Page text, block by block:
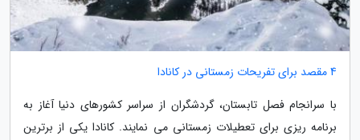
4 مقصد برای تفریحات زمستانی در کانادا
با سرانجام فصل تابستان، گردشگران از سراسر کشورهای دنیا آغاز به
برنامه ریزی برای تعطیلات زمستانی می نمایند. کانادا یکی از برترین